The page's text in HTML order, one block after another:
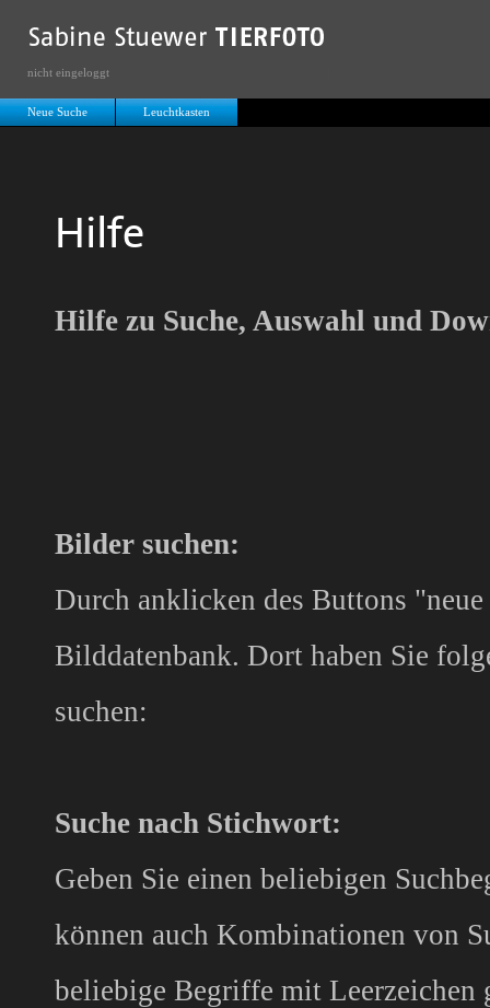
Neue Suche Leuchtkasten
Hilfe
Hilfe zu Suche, Auswahl und
Bilder suchen:
Durch anklicken des Buttons
Bilddatenbank. Dort haben Sie
suchen:
Suche nach Stichwort:
Geben Sie einen beliebigen
können auch Kombinationen von
beliebige Begriffe mit
nicht eingeloggt